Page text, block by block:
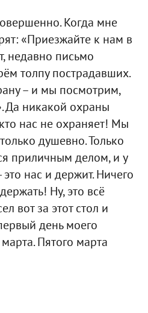
Когда мне
«Приезжайте к нам в
недавно письмо
толпу пострадавших.
– и мы посмотрим,
Да никакой охраны
нас не охраняет! Мы
душевно. Только
приличным делом, и у
нас и держит. Ничего
Ну, это всё
вот за этот стол и
день моего
Пятого марта